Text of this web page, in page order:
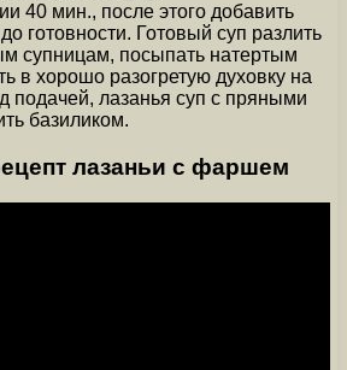
40 мин., после этого добавить
готовности. Готовый суп разлить
супницам, посыпать натертым
в хорошо разогретую духовку на
подачей, лазанья суп с пряными
базиликом.
лазаньи с фаршем